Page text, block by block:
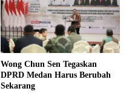
Wong Chun Sen Tegaskan
DPRD Medan Harus Berubah
Sekarang